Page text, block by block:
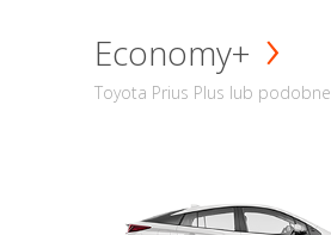
Economy+
Toyota Prius Plus lub podobne